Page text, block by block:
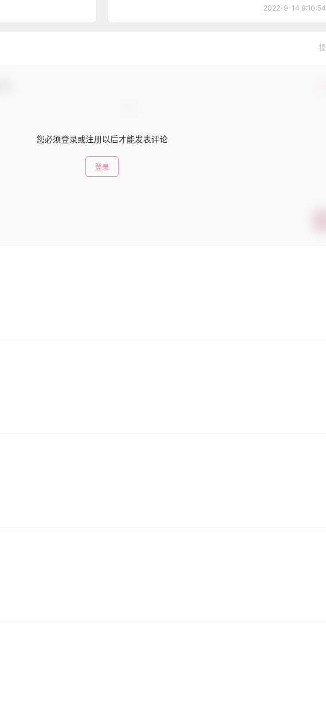
2022-9-14 9:10:54
您必须登录或注册以后才能发表评论
登录